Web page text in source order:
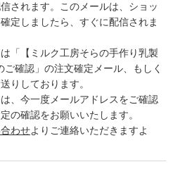
されます。このメールは、ショッ
定しましたら、すぐに配信されま
「【ミルク工房そらの手作り乳製
確認」の注文確定メール、もしく
りしております。
、今一度メールアドレスをご確認
の確認をお願いいたします。
わせよりご連絡いただきますよ